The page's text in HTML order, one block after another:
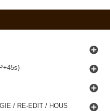
/ RE-EDIT / HOUS